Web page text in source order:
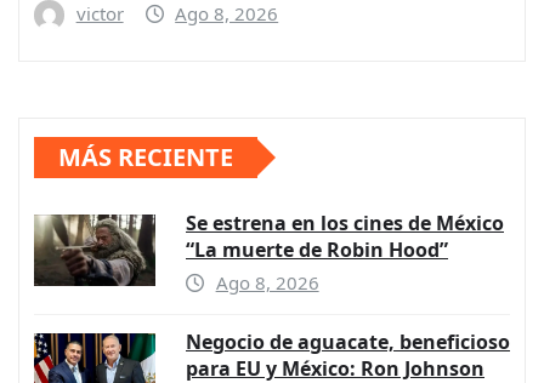
victor Ago 8, 2026
MÁS RECIENTE
Se estrena en los cines de México
“La muerte de Robin Hood”
Ago 8, 2026
Negocio de aguacate, beneficioso
para EU y México: Ron Johnson